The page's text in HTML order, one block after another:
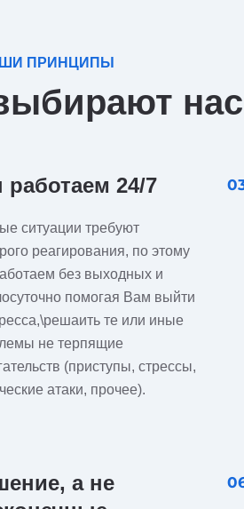
ПРИНЦИПЫ
нас
24/7
ситуации требуют
реагирования, по этому
без выходных и
помогая Вам выйти
те или иные
не терпящие
(приступы, стрессы,
атаки, прочее).
а не